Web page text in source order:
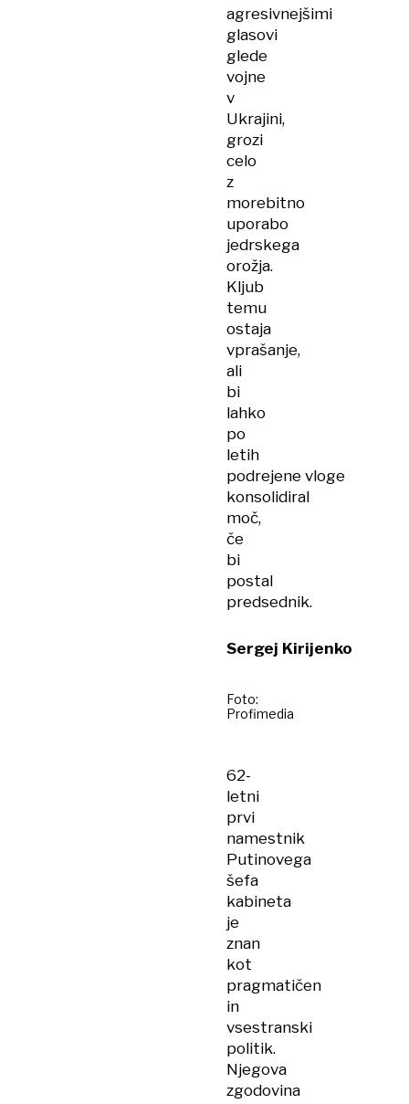
agresivnejšimi
glasovi
glede
vojne
v
Ukrajini,
grozi
celo
z
morebitno
uporabo
jedrskega
orožja.
Kljub
temu
ostaja
vprašanje,
ali
bi
lahko
po
letih
podrejene vloge
konsolidiral
moč,
če
bi
postal
predsednik.
Sergej Kirijenko
Foto:
Profimedia
62-
letni
prvi
namestnik
Putinovega
šefa
kabineta
je
znan
kot
pragmatičen
in
vsestranski
politik.
Njegova
zgodovina